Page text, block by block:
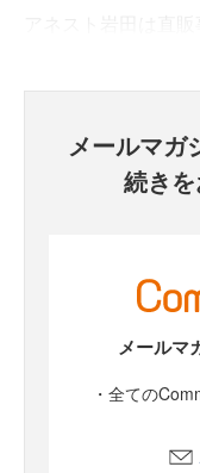
メールマガ
続き
メールマ
・全ての